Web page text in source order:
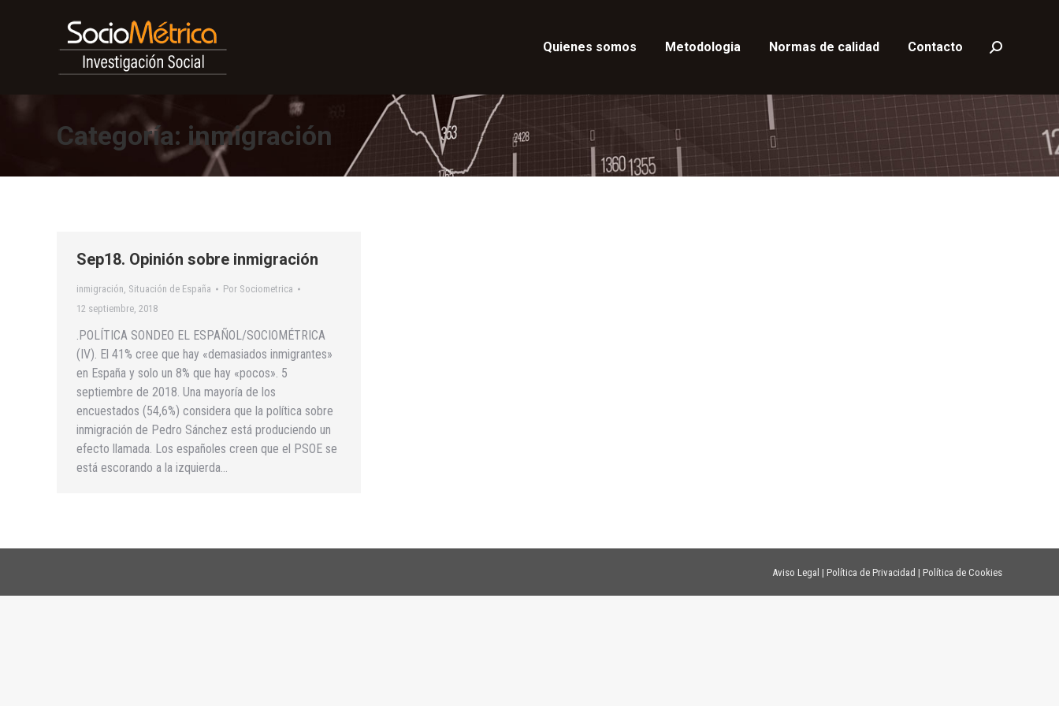
Quienes somos Metodologia Normas de calidad Contacto Buscar:
Categoría: inmigración
Sep18. Opinión sobre inmigración
inmigración, Situación de España Por Sociometrica
12 septiembre, 2018
.POLÍTICA SONDEO EL ESPAÑOL/SOCIOMÉTRICA
(IV). El 41% cree que hay «demasiados inmigrantes»
en España y solo un 8% que hay «pocos». 5
septiembre de 2018. Una mayoría de los
encuestados (54,6%) considera que la política sobre
inmigración de Pedro Sánchez está produciendo un
efecto llamada. Los españoles creen que el PSOE se
está escorando a la izquierda…
Aviso Legal | Política de Privacidad | Política de Cookies